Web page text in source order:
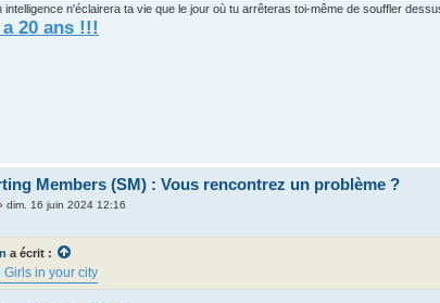
intelligence n'éclairera ta vie que le jour où tu arrêteras toi-même de souffler
20 ans !!!
Members (SM) : Vous rencontrez un problème ?
dim. 16 juin 2024 12:16
a écrit :
Girls in your city